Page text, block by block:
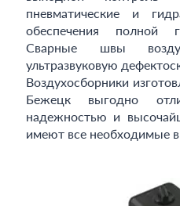
пневматические и
обеспечения полной
Сварные швы
ультразвуковую
Воздухосборники
Бежецк выгодно
надежностью и
имеют все необходимые